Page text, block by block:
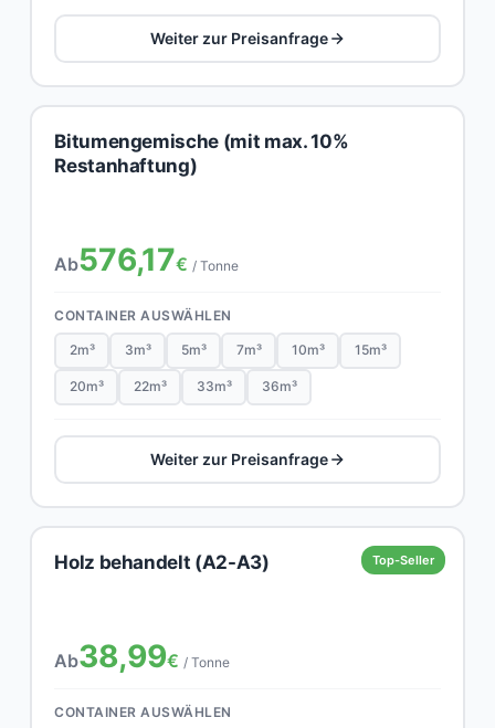
Weiter zur Preisanfrage
Bitumengemische (mit max. 10%
Restanhaftung)
Ab576,17€ / Tonne
CONTAINER AUSWÄHLEN
2m³ 3m³ 5m³ 7m³ 10m³ 15m³
20m³ 22m³ 33m³ 36m³
Weiter zur Preisanfrage
Top-Seller
Holz behandelt (A2-A3)
Ab38,99€ / Tonne
CONTAINER AUSWÄHLEN